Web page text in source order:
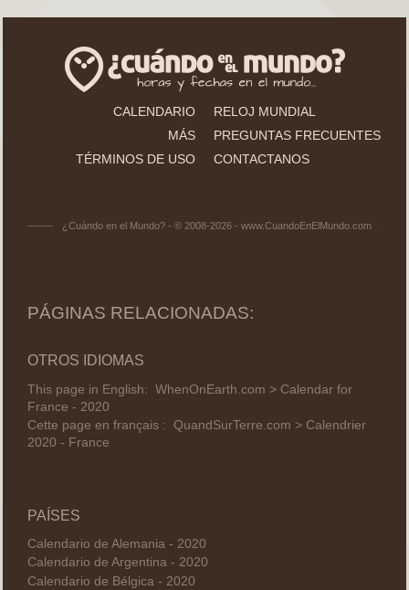
CALENDARIO
RELOJ MUNDIAL
MÁS
PREGUNTAS FRECUENTES
TÉRMINOS DE USO
CONTACTANOS
¿Cuándo en el Mundo? - © 2008-2026 - www.CuandoEnElMundo.com
PÁGINAS RELACIONADAS:
OTROS IDIOMAS
This page in English: WhenOnEarth.com > Calendar for
France - 2020
Cette page en français : QuandSurTerre.com > Calendrier
2020 - France
PAÍSES
Calendario de Alemania - 2020
Calendario de Argentina - 2020
Calendario de Bélgica - 2020